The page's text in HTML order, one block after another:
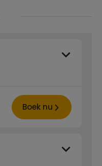
Boek nu